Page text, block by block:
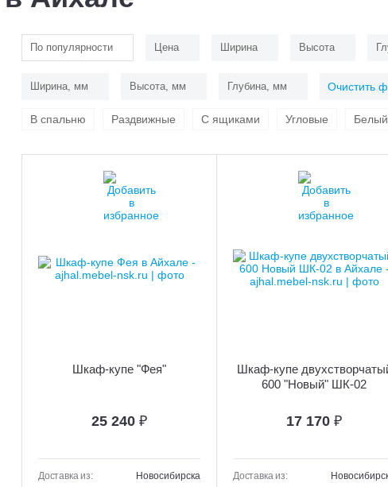
По популярности Цена Ширина Высота
Ширина, мм Высота, мм Глубина, мм Очистить
В спальню Раздвижные С ящиками Угловые Белый
Шкаф-купе "Фея"
25 240 ₽
Доставка из:
Новосибирска
Шкаф-купе
600 "Новый" ШК-02
17 170 ₽
Доставка из: